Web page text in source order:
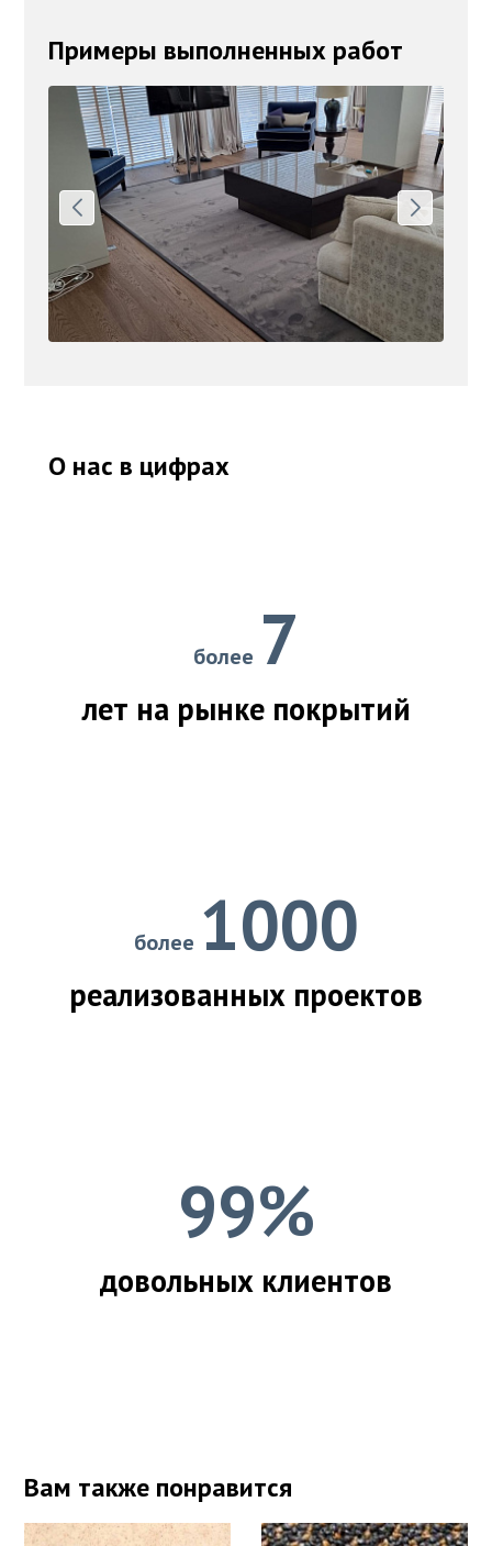
Примеры выполненных работ
О нас в цифрах
более 7
лет на рынке покрытий
более 1000
реализованных проектов
99%
довольных клиентов
Вам также понравится